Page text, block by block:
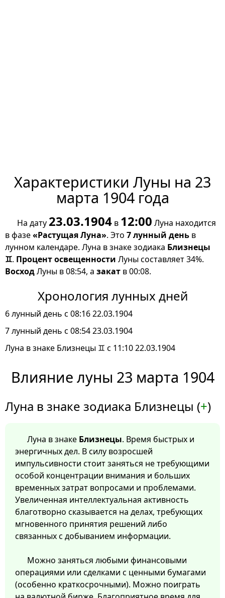
Характеристики Луны на 23
марта 1904 года
На дату 23.03.1904 в 12:00 Луна находится
в фазе«Растущая Луна». Это 7 лунный день в
лунном календаре. Луна в знаке зодиака Близнецы
♊. Процент освещенности Луны составляет 34%.
ВосходЛуны в 08:54, а закат в 00:08.
Хронология лунных дней
6 лунный день с 08:16 22.03.1904
7 лунный день с 08:54 23.03.1904
Луна в знаке Близнецы ♊ с 11:10 22.03.1904
Влияние луны 23 марта 1904
Луна в знаке зодиака Близнецы (+)
Луна в знаке Близнецы. Время быстрых и
энергичных дел. В силу возросшей
импульсивности стоит заняться не требующими
особой концентрации внимания и больших
временных затрат вопросами и проблемами.
Увеличенная интеллектуальная активность
благотворно сказывается на делах, требующих
мгновенного принятия решений либо
связанных с добыванием информации.
Можно заняться любыми финансовыми
операциями или сделками с ценными бумагами
(особенно краткосрочными). Можно поиграть